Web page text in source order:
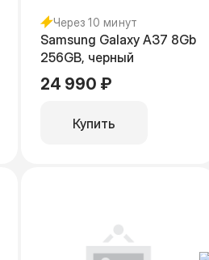
Через 10 минут
Samsung Galaxy A37 8Gb
256GB, черный
24 990 ₽
Купить